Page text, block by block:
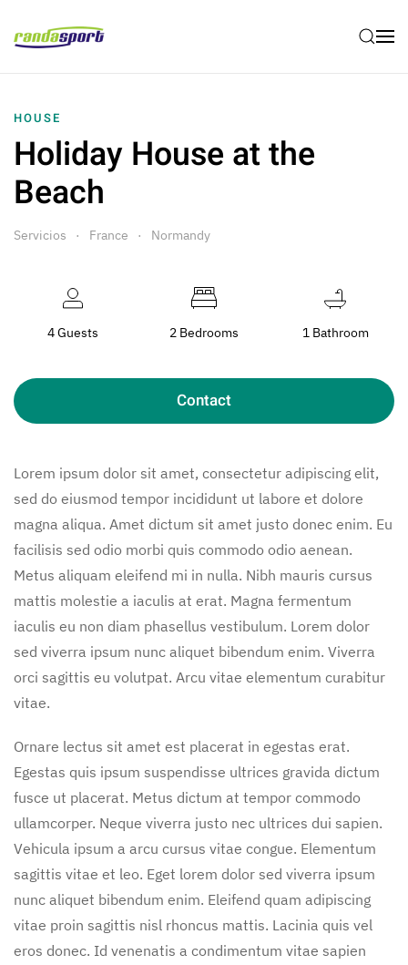
Skip to main content
HOUSE
Holiday House at the
Beach
Servicios France Normandy
4 Guests 2 Bedrooms 1 Bathroom
Contact
Lorem ipsum dolor sit amet, consectetur adipiscing elit,
sed do eiusmod tempor incididunt ut labore et dolore
magna aliqua. Amet dictum sit amet justo donec enim. Eu
facilisis sed odio morbi quis commodo odio aenean.
Metus aliquam eleifend mi in nulla. Nibh mauris cursus
mattis molestie a iaculis at erat. Magna fermentum
iaculis eu non diam phasellus vestibulum. Lorem dolor
sed viverra ipsum nunc aliquet bibendum enim. Viverra
orci sagittis eu volutpat. Arcu vitae elementum curabitur
vitae.
Ornare lectus sit amet est placerat in egestas erat.
Egestas quis ipsum suspendisse ultrices gravida dictum
fusce ut placerat. Metus dictum at tempor commodo
ullamcorper. Neque viverra justo nec ultrices dui sapien.
Vehicula ipsum a arcu cursus vitae congue. Elementum
sagittis vitae et leo. Eget lorem dolor sed viverra ipsum
nunc aliquet bibendum enim. Eleifend quam adipiscing
vitae proin sagittis nisl rhoncus mattis. Lacinia quis vel
eros donec. Id venenatis a condimentum vitae sapien